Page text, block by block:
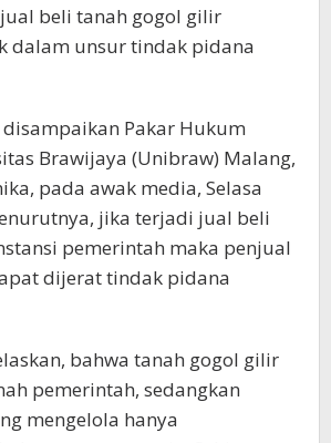
beli tanah gogol gilir
dalam unsur tindak pidana
Pakar Hukum
Brawijaya (Unibraw) Malang,
pada awak media, Selasa
jika terjadi jual beli
pemerintah maka penjual
dijerat tindak pidana
bahwa tanah gogol gilir
pemerintah, sedangkan
mengelola hanya